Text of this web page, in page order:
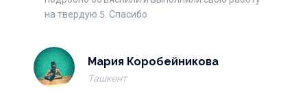
на твердую 5. Спасибо
Мария Коробейникова
Ташкент
Пароль
Повторите пароль